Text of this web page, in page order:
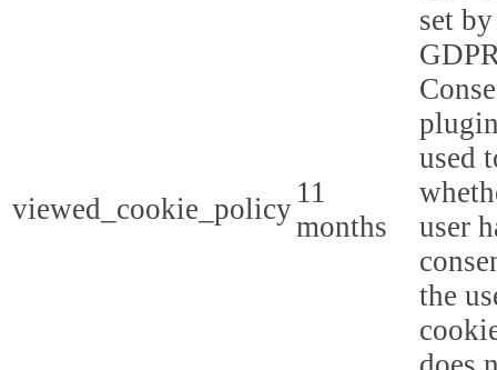
viewed_cookie_policy 11
months
set
used
user
the